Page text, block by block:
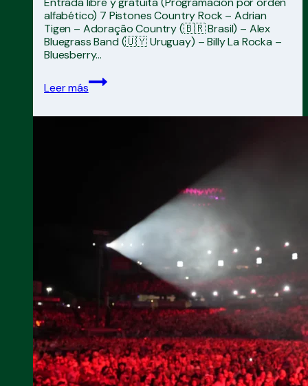
alfabético) 7 Pistones Country Rock – Adrian
Tigen – Adoração Country (🇧🇷 Brasil) – Alex
Bluegrass Band (🇺🇾 Uruguay) – Billy La Rocka –
Bluesberry…
Leer más
25
26
27
FESTIVAL